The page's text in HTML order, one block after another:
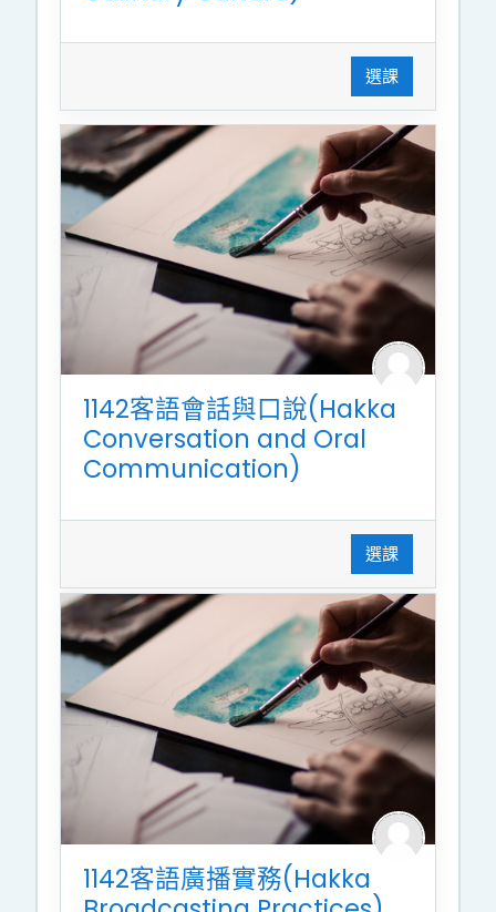
選課
1142客語會話與口說(Hakka
Conversation and Oral
Communication)
選課
1142客語廣播實務(Hakka